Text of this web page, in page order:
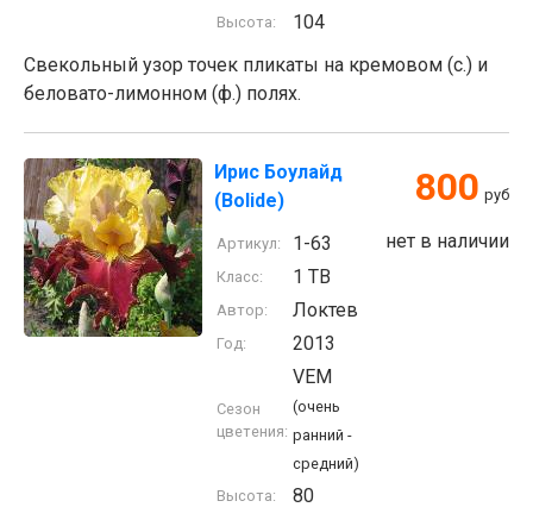
Высота:
104
Свекольный узор точек пликаты на кремовом (с.) и
беловато-лимонном (ф.) полях.
Ирис Боулайд
(Bolide)
800 руб
нет в наличии
Артикул: 1-63
Класс: 1 TB
Автор: Локтев
Год: 2013
Сезон
цветения:
VEM
(очень
ранний -
средний)
Высота:
80